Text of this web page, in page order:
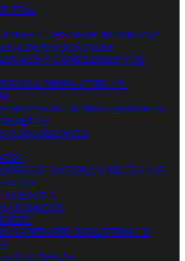
Y ABSORBE HUMEDAD
LIMPIACRISTALES
Y COMPLEMENTOS
MOPA-CEPILLO-
TRAPOS-ESPONJAS
ABSORBENTES
DE BASURA Y RECICLAJE
QUIMICOS
SANITARIO INDUSTRIAL Y
AGUARRAS